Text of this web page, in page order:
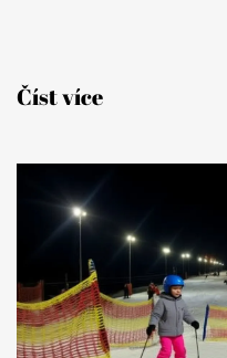
Číst více